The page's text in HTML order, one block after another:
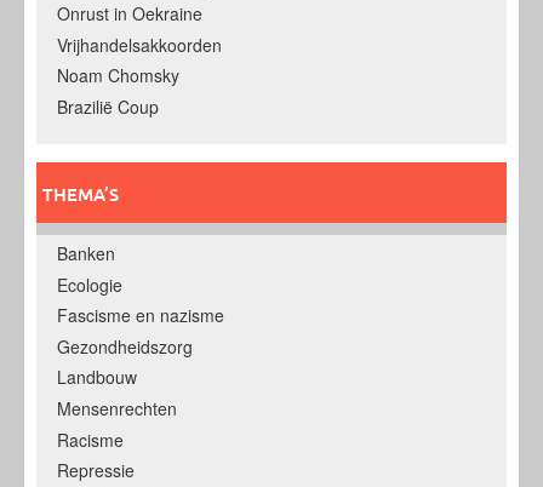
Onrust in Oekraine
Vrijhandelsakkoorden
Noam Chomsky
Brazilië Coup
THEMA’S
Banken
Ecologie
Fascisme en nazisme
Gezondheidszorg
Landbouw
Mensenrechten
Racisme
Repressie